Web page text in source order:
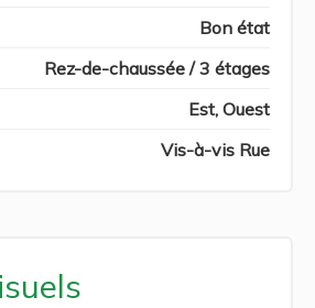
Bon état
Rez-de-chaussée / 3 étages
Est, Ouest
Vis-à-vis Rue